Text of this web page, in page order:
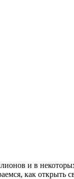
и в
как открыть